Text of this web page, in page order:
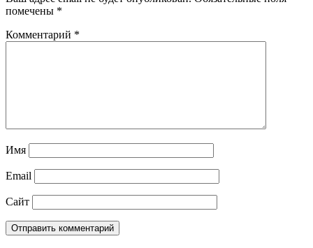
помечены *
Комментарий *
Имя
Email
Сайт